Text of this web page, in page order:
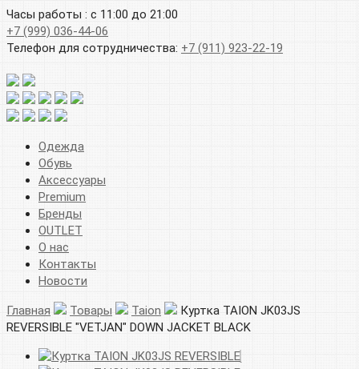
Часы работы : с 11:00 до 21:00
+7 (999) 036-44-06
Телефон для сотрудничества: +7 (911) 923-22-19
Одежда
Обувь
Аксессуары
Premium
Бренды
OUTLET
О нас
Контакты
Новости
Главная Товары Taion
Куртка TAION JK03JS
REVERSIBLE "VETJAN" DOWN JACKET BLACK